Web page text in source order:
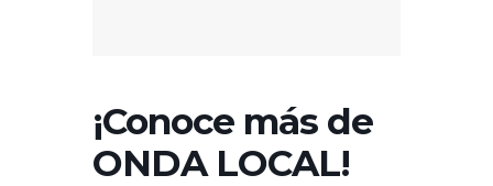
¡Conoce más de
ONDA LOCAL!